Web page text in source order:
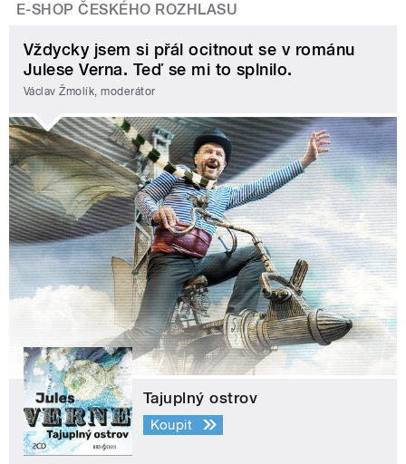
E-SHOP ČESKÉHO ROZHLASU
Vždycky jsem si přál ocitnout se v románu
Julese Verna. Teď se mi to splnilo.
Václav Žmolík, moderátor
Tajuplný ostrov
Koupit